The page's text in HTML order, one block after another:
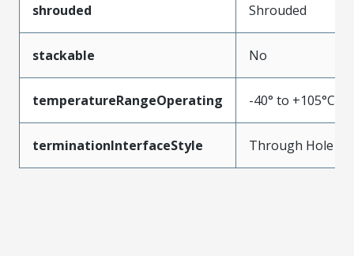
shrouded Shrouded
stackable No
temperatureRangeOperating -40° to +105°C
terminationInterfaceStyle Through Hole